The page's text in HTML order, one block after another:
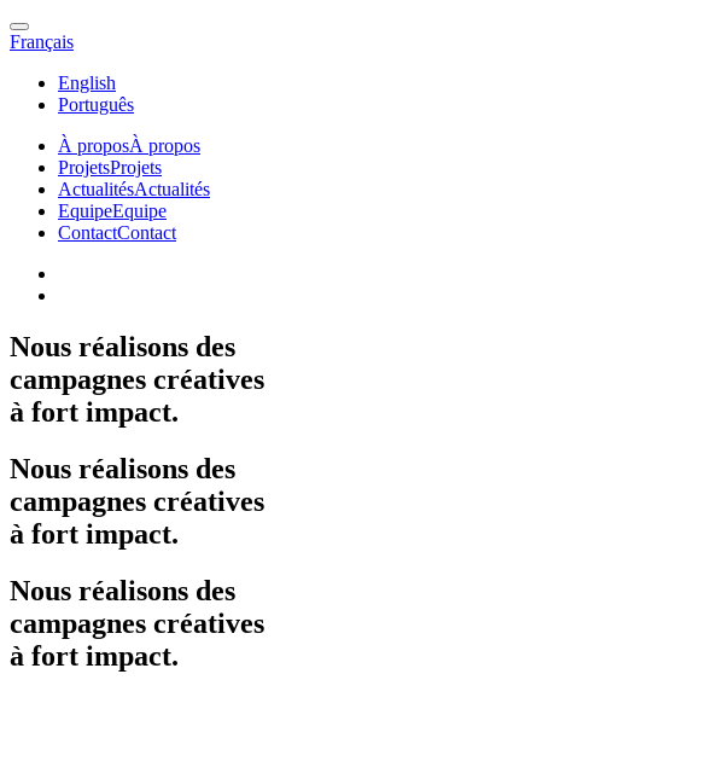
Français
English
Português
À proposÀ propos
ProjetsProjets
ActualitésActualités
EquipeEquipe
ContactContact
Nous réalisons des
campagnes créatives
à fort impact.
Nous réalisons des
campagnes créatives
à fort impact.
Nous réalisons des
campagnes créatives
à fort impact.